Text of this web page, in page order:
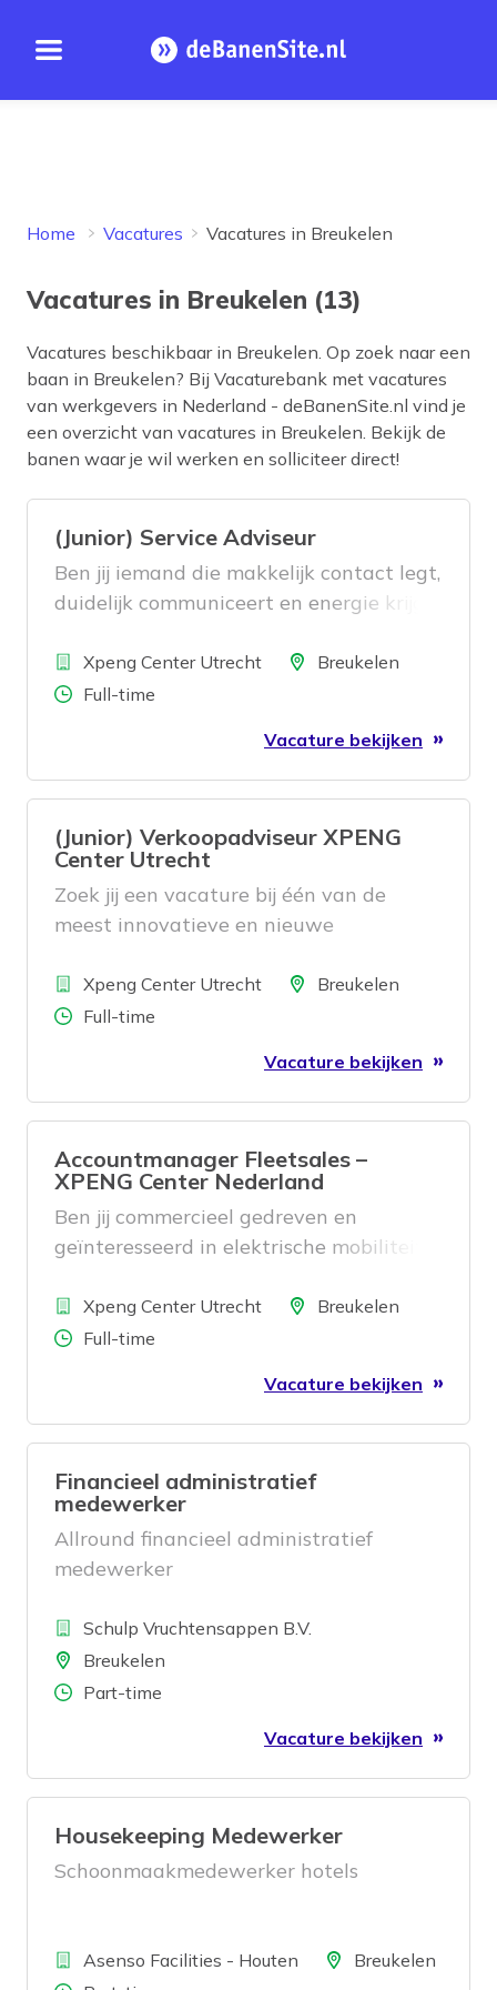
Open menu Homepage
Home Vacatures Vacatures in Breukelen
Vacatures in Breukelen (13)
Vacatures beschikbaar in Breukelen. Op zoek naar een
baan in Breukelen? Bij Vacaturebank met vacatures
van werkgevers in Nederland - deBanenSite.nl vind je
een overzicht van vacatures in Breukelen. Bekijk de
banen waar je wil werken en solliciteer direct!
(Junior) Service Adviseur
Ben jij iemand die makkelijk contact legt,
duidelijk communiceert en energie krijgt
Wil je werken met een innovatief
automerk? Dan is deze functie als
BedrijfXpeng Center UtrechtLocatieBreukelen
Aantal uren
Full-time
Vacature bekijken
(Junior) Verkoopadviseur XPENG
Center Utrecht
Zoek jij een vacature bij één van de
meest innovatieve en nieuwe
BedrijfXpeng Center UtrechtLocatieBreukelen
Aantal uren
Full-time
Vacature bekijken
Accountmanager Fleetsales –
XPENG Center Nederland
Ben jij commercieel gedreven en
geïnteresseerd in elektrische mobiliteit?
naar innovatieve en duurzame
voertuigen? Bij XPENG Center Nederland
laten kennismaken met onze
toekomstgerichte auto’s.
BedrijfXpeng Center UtrechtLocatieBreukelen
Aantal uren
Full-time
Vacature bekijken
Financieel administratief
medewerker
Allround financieel administratief
medewerker
BedrijfSchulp Vruchtensappen B.V.
LocatieBreukelen
Aantal uren
Part-time
Vacature bekijken
Housekeeping Medewerker
Schoonmaakmedewerker hotels
BedrijfAsenso Facilities - Houten LocatieBreukelen